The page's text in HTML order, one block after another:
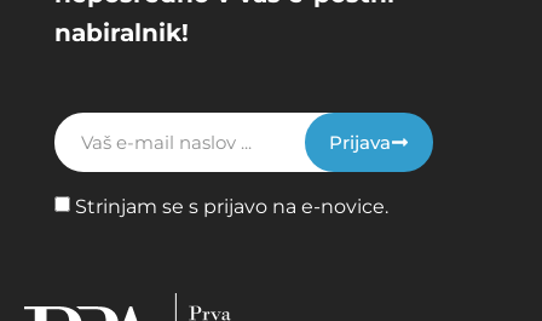
nabiralnik!
Strinjam se s prijavo na e-novice.
Prijava